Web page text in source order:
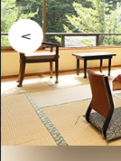
จุ
อี
ข้